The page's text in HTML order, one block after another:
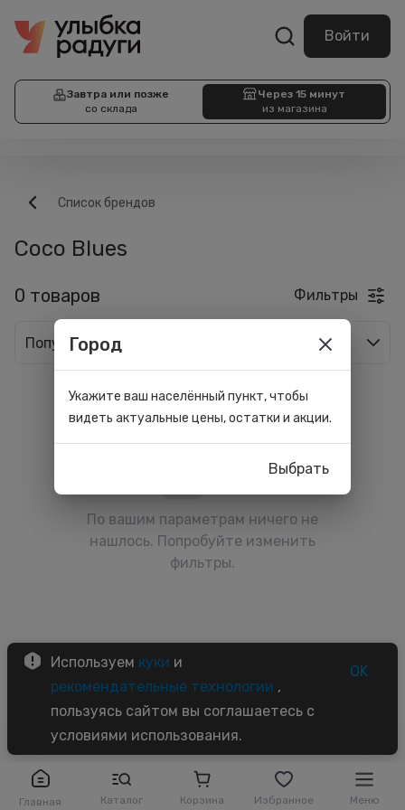
Войти
Завтра или позже
со склада
Через 15 минут
из магазина
Главная Каталог Корзина Избранное Меню
Список брендов
Coco Blues
0 товаров Фильтры
Популярные
По вашим параметрам ничего не
нашлось. Попробуйте изменить
фильтры.
Используем куки и
рекомендательные технологии ,
пользуясь сайтом вы соглашаетесь с
условиями использования.
OK
Город
Укажите ваш населённый пункт, чтобы
видеть актуальные цены, остатки и акции.
Выбрать